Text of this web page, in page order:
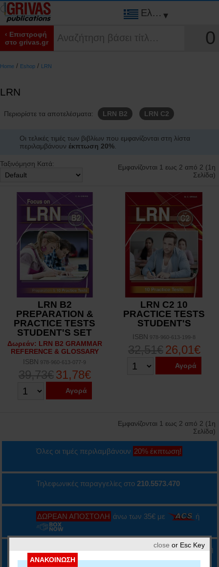
Ελληνικά ▾
‹ Επιστροφή
στο grivas.gr
0
Home / Eshop / LRN
LRN
Περιορίστε τα αποτελέσματα: LRN B2 LRN C2
Οι τελικές τιμές των βιβλίων που εμφανίζονται στη λίστα
περιλαμβάνουν έκπτωση 20%
Ταξινόμηση Κατά:
Εμφανίζονται 1 εως 2 από 2 (1η
Σελίδα)
LRN B2
PREPARATION &
PRACTICE TESTS
STUDENT'S SET
Δωρεάν: LRN B2 GRAMMAR
REFERENCE & GLOSSARY
ISBN 978-960-613-077-9
39,73€31,78€
Αγορά
LRN C2 10
PRACTICE TESTS
STUDENT'S
ISBN 978-960-613-199-8
32,51€26,01€
Αγορά
Εμφανίζονται 1 εως 2 από 2 (1η
Σελίδα)
Όλες οι τιμές περιλαμβάνουν 20% έκπτωση!
Τηλεφωνικές παραγγελίες στο210.5573.470
ΔΩΡΕΑΝ ΑΠΟΣΤΟΛΗ άνω των 35€ με ή
Δυνατότητα πληρωμής με κάρτα, IRIS ή αντικαταβολή
close or Esc Key
ΑΝΑΚΟΙΝΩΣΗ